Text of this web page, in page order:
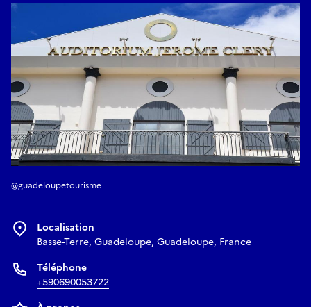
•Mission Microbiome, 19mn, 2023
"Mission Microbiome" nous embarque à bord de la goélette
Tara, au coeur de la mission éponyme dédiée à l'étude du
plancton. Nous découvrons les réflexions des chercheurs à
bord, sur la fine frontière entre science et science-fiction. De
l’immensité des panoramas maritimes aux abstractions
microscopiques, le film nous plonge dans un interstice
mouvant, oscillant entre regards balayants et focus
observants.
• Proxima B, 15mns, 2016
provenir d’un monde en perpétuelle renaissance. La caméra
humaines dont on ne sait s’ils datent d’avant l’apparition de
l’homme ou si ils lui ont survécu.
•••••••••••••••••
Giulia GROSSMAN, la Réalisatrice
@guadeloupetourisme
Localisation
Basse-Terre, Guadeloupe, Guadeloupe, France
Téléphone
+590690053722